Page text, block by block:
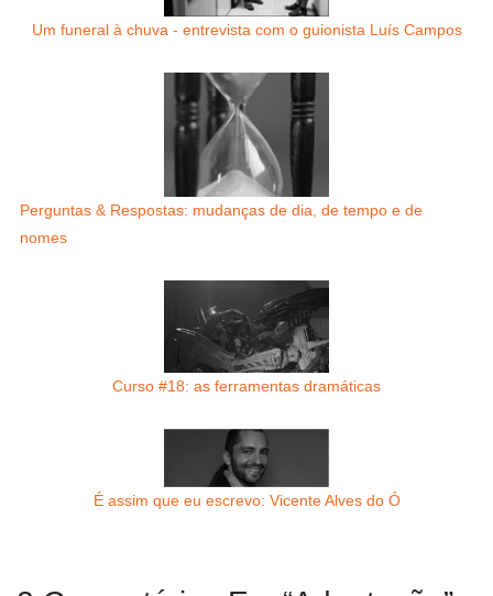
Um funeral à chuva - entrevista com o guionista Luís Campos
Perguntas & Respostas: mudanças de dia, de tempo e de
nomes
Curso #18: as ferramentas dramáticas
É assim que eu escrevo: Vicente Alves do Ó